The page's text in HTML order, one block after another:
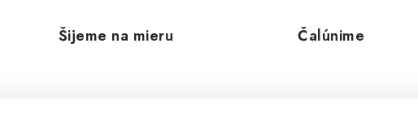
Šijeme na mieru Čalúnime